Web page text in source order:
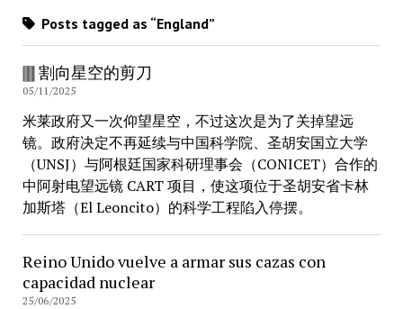
Posts tagged as “England”
🀫 割向星空的剪刀
05/11/2025
米莱政府又一次仰望星空，不过这次是为了关掉望远
镜。政府决定不再延续与中国科学院、圣胡安国立大学
（UNSJ）与阿根廷国家科研理事会（CONICET）合作的
中阿射电望远镜 CART 项目，使这项位于圣胡安省卡林
加斯塔（El Leoncito）的科学工程陷入停摆。
Reino Unido vuelve a armar sus cazas con
capacidad nuclear
25/06/2025